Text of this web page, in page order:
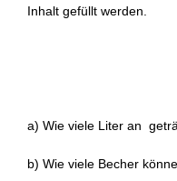
Inhalt gefüllt werden.
a) Wie viele Liter an
b) Wie viele Becher